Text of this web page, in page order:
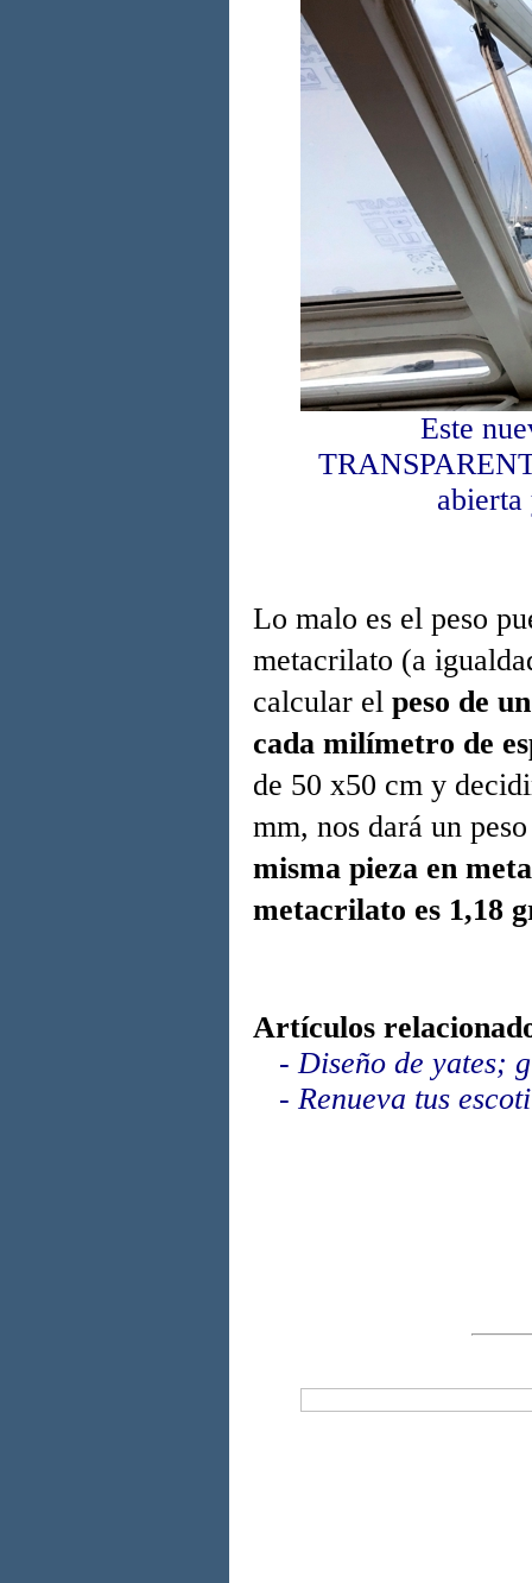
Este
Lo malo es el peso
metacrilato (a
calcular el peso de
cada milímetro de
de 50 x50 cm y
mm, nos dará un
misma pieza en
metacrilato es 1,18
Artículos
-Diseño de yates;
- Renueva tus